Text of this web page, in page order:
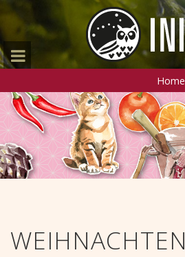
Home
WEIHNACHTEN